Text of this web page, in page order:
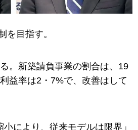
を目指す。
。新築請負事業の割合は、19
益率は2・7%で、改善はして
により、従来モデルは限界」